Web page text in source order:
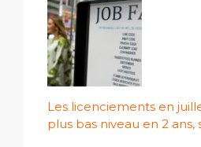
Les licenciements en
plus bas niveau en 2